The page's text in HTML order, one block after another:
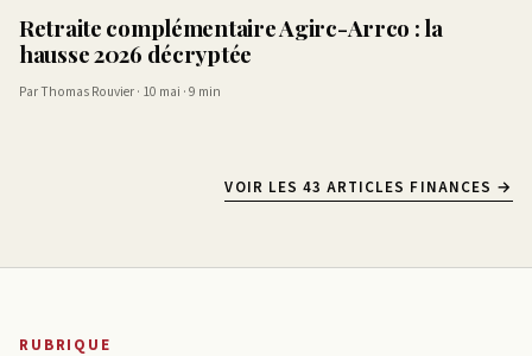
Retraite complémentaire Agirc-Arrco : la
hausse 2026 décryptée
Par Thomas Rouvier · 10 mai · 9 min
VOIR LES 43 ARTICLES FINANCES →
RUBRIQUE